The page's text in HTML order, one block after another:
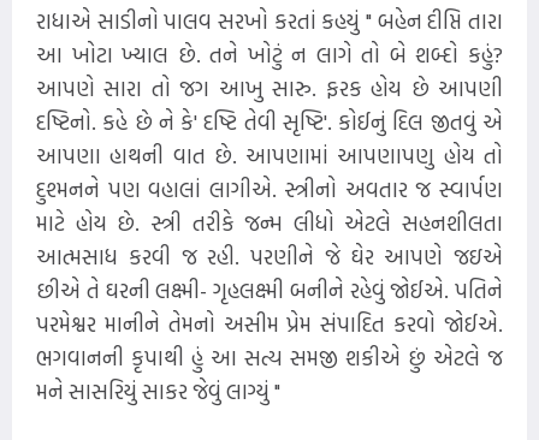
રાધાએ સાડીનો પાલવ સરખો કરતાં કહયું " બહેન દીપ્તિ તારા
આ ખોટા ખ્યાલ છે. તને ખોટું ન લાગે તો બે શબ્દો કહું?
આપણે સારા તો જગ આખુ સારુ. ફરક હોય છે આપણી
દષ્ટિનો. કહે છે ને કે' દષ્ટિ તેવી સૃષ્ટિ'. કોઈનું દિલ જીતવું એ
આપણા હાથની વાત છે. આપણામાં આપણાપણુ હોય તો
દુશ્મનને પણ વહાલાં લાગીએ. સ્ત્રીનો અવતાર જ સ્વાર્પણ
માટે હોય છે. સ્ત્રી તરીકે જન્મ લીધો એટલે સહનશીલતા
આત્મસાધ કરવી જ રહી. પરણીને જે ઘેર આપણે જઇએ
છીએ તે ઘરની લક્ષ્મી- ગૃહલક્ષ્મી બનીને રહેવું જોઈએ. પતિને
પરમેશ્વર માનીને તેમનો અસીમ પ્રેમ સંપાદિત કરવો જોઈએ.
ભગવાનની કૃપાથી હું આ સત્ય સમજી શકીએ છું એટલે જ
મને સાસરિયું સાકર જેવું લાગ્યું "